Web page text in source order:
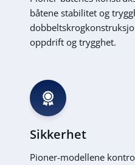
båtene stabilitet og
oppdrift og trygghet.
Sikkerhet
Pioner-modellene